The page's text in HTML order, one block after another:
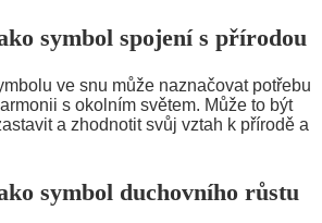
symbol spojení s přírodou
ve snu může naznačovat potřebu
s okolním světem. Může to být
a zhodnotit svůj vztah k přírodě a
symbol duchovního růstu